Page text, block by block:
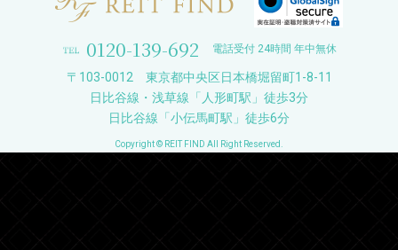
0120-139-692 電話受付 24時間 年中無休
〒103-0012 東京都中央区日本橋堀留町1-8-11
日比谷線・浅草線「人形町駅」徒歩3分
日比谷線「小伝馬町駅」徒歩6分
Copyright © REIT FIND All Right Reserved.